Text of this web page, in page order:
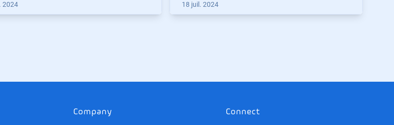
2024 18 juil. 2024
Company Connect